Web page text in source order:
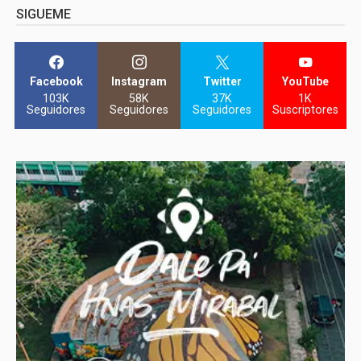
SIGUEME
Facebook
103K
Seguidores
Instagram
58K
Seguidores
Twitter
37K
Seguidores
YouTube
1K
Suscriptores